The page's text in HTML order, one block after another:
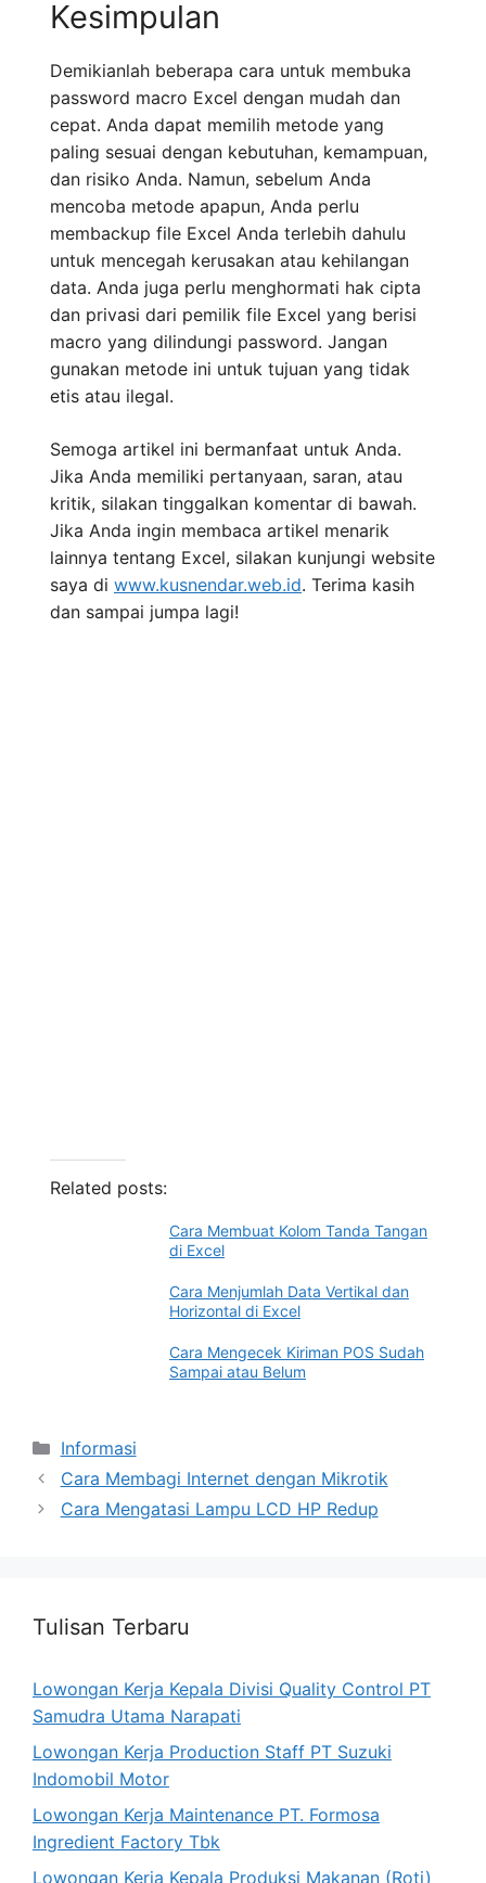
Kesimpulan
Demikianlah beberapa cara untuk membuka
password macro Excel dengan mudah dan
cepat. Anda dapat memilih metode yang
paling sesuai dengan kebutuhan, kemampuan,
dan risiko Anda. Namun, sebelum Anda
mencoba metode apapun, Anda perlu
membackup file Excel Anda terlebih dahulu
untuk mencegah kerusakan atau kehilangan
data. Anda juga perlu menghormati hak cipta
dan privasi dari pemilik file Excel yang berisi
macro yang dilindungi password. Jangan
gunakan metode ini untuk tujuan yang tidak
etis atau ilegal.
Semoga artikel ini bermanfaat untuk Anda.
Jika Anda memiliki pertanyaan, saran, atau
kritik, silakan tinggalkan komentar di bawah.
Jika Anda ingin membaca artikel menarik
lainnya tentang Excel, silakan kunjungi website
saya di www.kusnendar.web.id. Terima kasih
dan sampai jumpa lagi!
Related posts:
Cara Membuat Kolom Tanda Tangan
di Excel
Cara Menjumlah Data Vertikal dan
Horizontal di Excel
Cara Mengecek Kiriman POS Sudah
Sampai atau Belum
Categories
Informasi
Cara Membagi Internet dengan Mikrotik
Cara Mengatasi Lampu LCD HP Redup
Tulisan Terbaru
Lowongan Kerja Kepala Divisi Quality Control PT
Samudra Utama Narapati
Lowongan Kerja Production Staff PT Suzuki
Indomobil Motor
Lowongan Kerja Maintenance PT. Formosa
Ingredient Factory Tbk
Lowongan Kerja Kepala Produksi Makanan (Roti)